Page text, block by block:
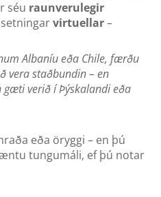
séu raunverulegir
virtuellar–
Albaníu eða Chile, færðu
vera staðbundin – en
verið í Þýskalandi eða
eða öryggi – en þú
tungumáli, ef þú notar